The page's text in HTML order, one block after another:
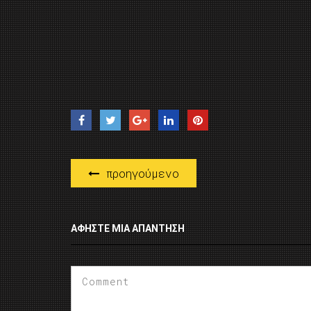
προηγούμενο
ΑΦΉΣΤΕ ΜΙΑ ΑΠΆΝΤΗΣΗ